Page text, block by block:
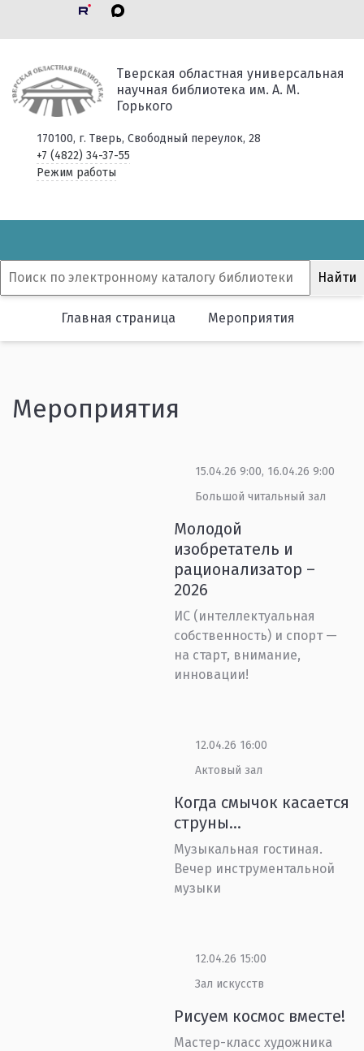
Тверская областная универсальная
научная библиотека им. А. М.
Горького
170100, г. Тверь, Свободный переулок, 28
+7 (4822) 34-37-55
Режим работы
Главная страница Мероприятия
Мероприятия
15.04.26 9:00, 16.04.26 9:00
Большой читальный зал
Молодой
изобретатель и
рационализатор –
2026
ИС (интеллектуальная
собственность) и спорт —
на старт, внимание,
инновации!
12.04.26 16:00
Актовый зал
Когда смычок касается
струны…
Музыкальная гостиная.
Вечер инструментальной
музыки
12.04.26 15:00
Зал искусств
Рисуем космос вместе!
Мастер-класс художника